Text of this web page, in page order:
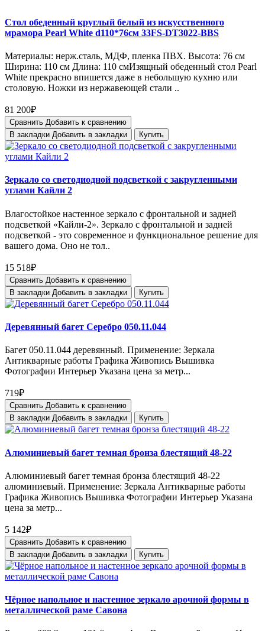
Стол обеденный круглый белый из искусственного
мрамора Pearl White d110*76см 33FS-DT3022-BBS
Материалы: нерж.сталь, МДФ, пленка ПВХ. Высота: 76 см
Ширина: 110 см Длина: 110 смИзящный обеденный стол Pearl
White прекрасно впишется даже в небольшую кухню или
столовую. Ножки из нержавеющей стали ..
81 200₽
Сравнить Добавить к сравнению
В закладки Добавить в закладки Купить
Зеркало со светодиодной подсветкой с закругленными
углами Кайли 2
Влагостойкое настенное зеркало с фронтальной и задней
подсветкой «Кайли-2». Зеркало с фронтальной и задней
подсветкой - это современное и функциональное решение для
вашего дома. Оно не тол..
15 518₽
Сравнить Добавить к сравнению
В закладки Добавить в закладки Купить
Деревянный багет Серебро 050.11.044
Багет 050.11.044 деревянный. Применение: Зеркала
Антикварные работы Графика Живопись Вышивка
Фотографии Интерьер Указана цена за метр...
719₽
Сравнить Добавить к сравнению
В закладки Добавить в закладки Купить
Алюминиевый багет темная бронза блестящий 48-22
Алюминиевый багет темная бронза блестящий 48-22
алюминиевый. Применение: Зеркала Антикварные работы
Графика Живопись Вышивка Фотографии Интерьер Указана
цена за метр...
5 142₽
Сравнить Добавить к сравнению
В закладки Добавить в закладки Купить
Чёрное напольное и настенное зеркало арочной формы в
металлической раме Савона